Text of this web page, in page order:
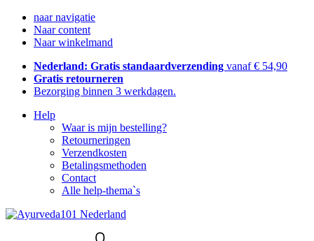
naar navigatie
Naar content
Naar winkelmand
Nederland: Gratis standaardverzending vanaf € 54,90
Gratis retourneren
Bezorging binnen 3 werkdagen.
Help
Waar is mijn bestelling?
Retourneringen
Verzendkosten
Betalingsmethoden
Contact
Alle help-thema`s